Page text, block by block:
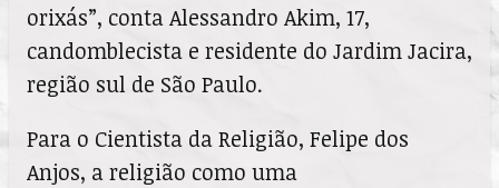
orixás”, conta Alessandro Akim, 17,
candomblecista e residente do Jardim Jacira,
região sul de São Paulo.
Para o Cientista da Religião, Felipe dos
Anjos, a religião como uma